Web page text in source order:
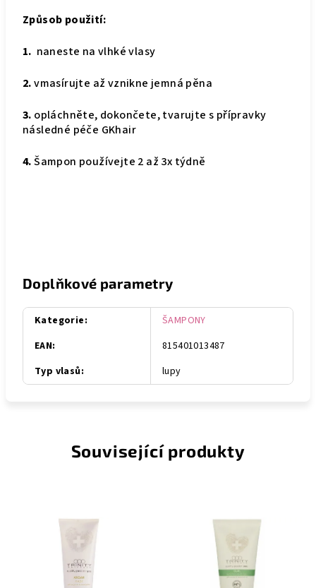
Způsob použití:
1. naneste na vlhké vlasy
2.vmasírujte až vznikne jemná pěna
3. opláchněte, dokončete, tvarujte s přípravky
následné péče GKhair
4.Šampon používejte 2 až 3x týdně
Doplňkové parametry
Kategorie:
ŠAMPONY
EAN:
815401013487
Typ vlasů: lupy
Související produkty